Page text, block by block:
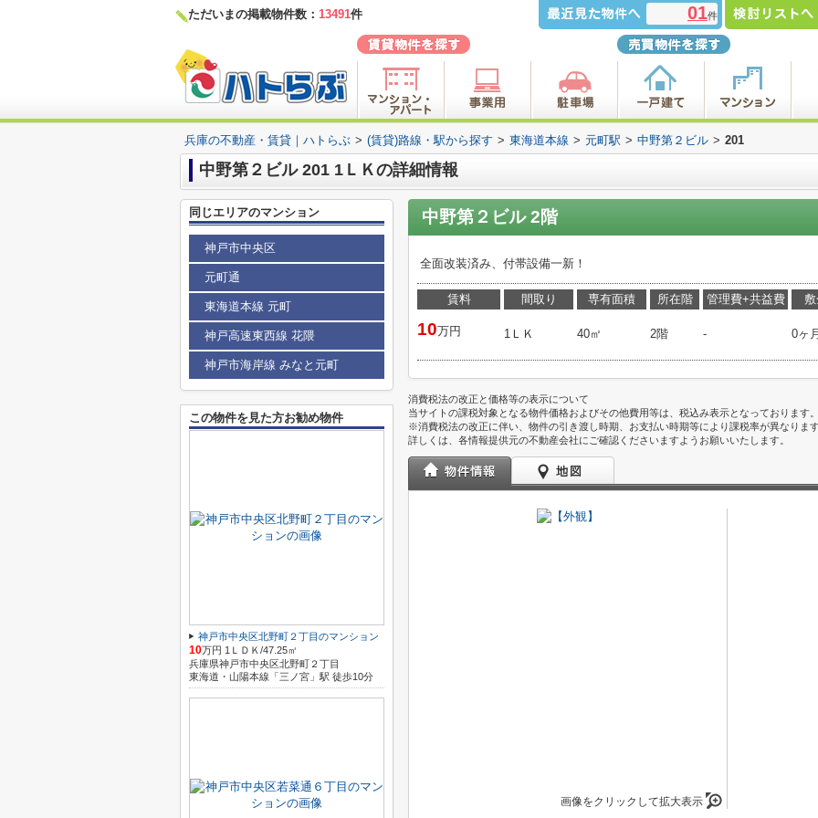
ただいまの掲載物件数： 13491件 01件
兵庫の不動産・賃貸｜ハトらぶ > (賃貸)路線・駅から探す > 東海道本線 > 元町駅 > 中野第２ビル > 201
中野第２ビル 201 1ＬＫの詳細情報
中野第２ビル 2階
全面改装済み、付帯設備一新！
賃料
10万円
間取り
1ＬＫ
専有面積
40㎡
所在階
2階
管理費+共益費
- 0ヶ
消費税法の改正と価格等の表示について
当サイトの課税対象となる物件価格およびその他費用等は、税込み表示となっております
※消費税法の改正に伴い、物件の引き渡し時期、お支払い時期等により課税率が異なりま
詳しくは、各情報提供元の不動産会社にご確認くださいますようお願いいたします。
画像をクリックして拡大表示
同じエリアのマンション
神戸市中央区
元町通
東海道本線 元町
神戸高速東西線 花隈
神戸市海岸線 みなと元町
この物件を見た方お勧め物件
神戸市中央区北野町２丁目のマンション
10万円 1ＬＤＫ/47.25㎡
兵庫県神戸市中央区北野町２丁目
東海道・山陽本線「三ノ宮」駅 徒歩10分